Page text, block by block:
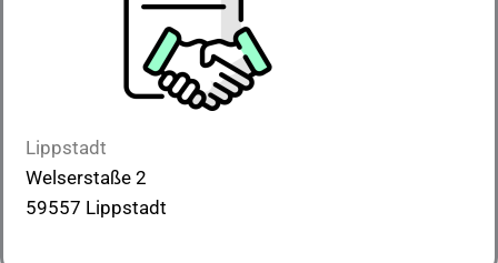
Lippstadt
Welserstaße 2
59557 Lippstadt